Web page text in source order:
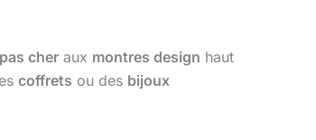
cher aux montres design haut
coffrets ou des bijoux